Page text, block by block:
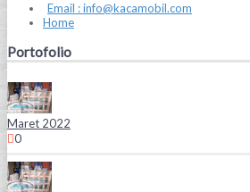
Email : info@kacamobil.com
Home
Portofolio
Maret 2022
0